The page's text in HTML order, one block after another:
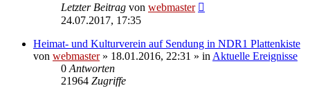
Letzter Beitrag von webmaster
24.07.2017, 17:35
Heimat- und Kulturverein auf Sendung in NDR1 Plattenkiste
von webmaster» 18.01.2016, 22:31 » in Aktuelle Ereignisse
0 Antworten
21964 Zugriffe